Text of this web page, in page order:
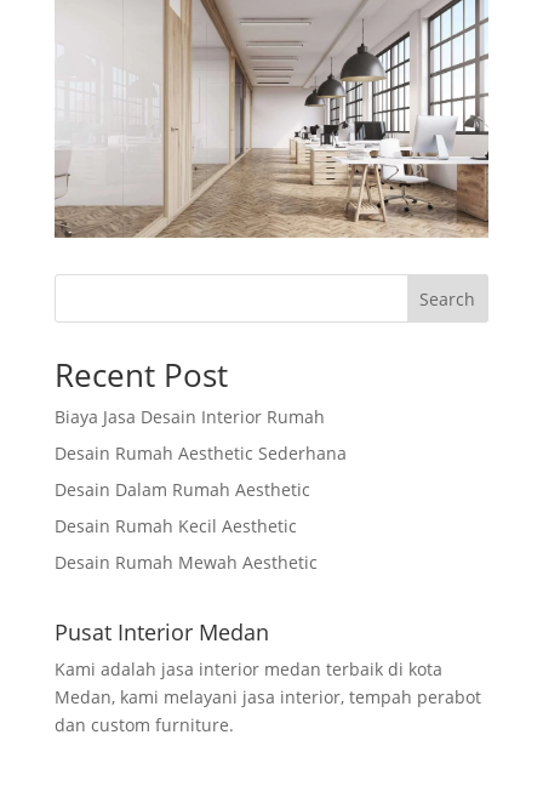
Search
Recent Post
Biaya Jasa Desain Interior Rumah
Desain Rumah Aesthetic Sederhana
Desain Dalam Rumah Aesthetic
Desain Rumah Kecil Aesthetic
Desain Rumah Mewah Aesthetic
Pusat Interior Medan
Kami adalah jasa interior medan terbaik di kota
Medan, kami melayani jasa interior, tempah perabot
dan custom furniture.